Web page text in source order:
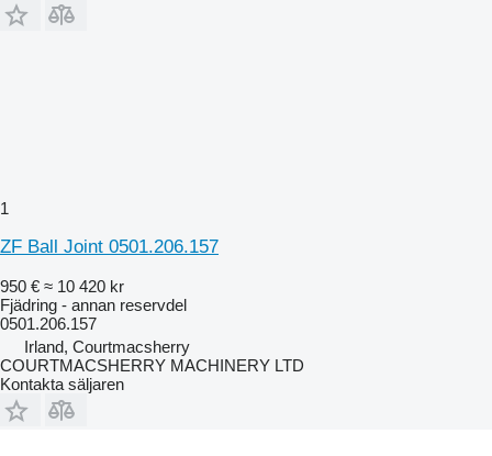
1
ZF Ball Joint 0501.206.157
950 € ≈ 10 420 kr
Fjädring - annan reservdel
0501.206.157
Irland, Courtmacsherry
COURTMACSHERRY MACHINERY LTD
Kontakta säljaren